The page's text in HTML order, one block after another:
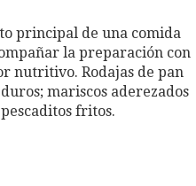
principal de una comida
la preparación con
nutritivo. Rodajas de pan
mariscos aderezados
fritos.